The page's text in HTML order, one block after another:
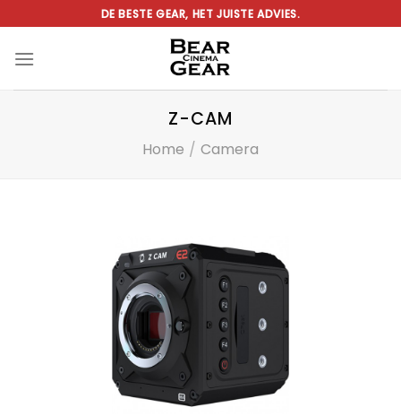
naar
inhoud
DE BESTE GEAR, HET JUISTE ADVIES.
Z-CAM
Home / Camera